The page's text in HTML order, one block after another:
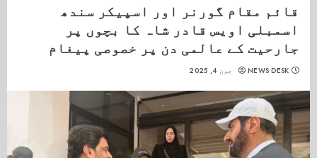
قائم مقام گورنر اور اسپیکر سندھ
اسمبلی اویس قادر شاہ کا بچوں پر
جارحیت کے عالمی دن پر خصوصی پیغام
NEWS DESK جون 4, 2025